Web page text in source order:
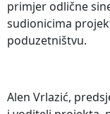
primjer odlične
sudionicima
poduzetništvu.
Alen Vrlazić,